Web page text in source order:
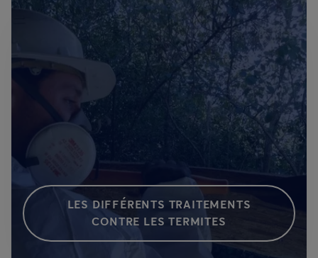
LES DIFFÉRENTS TRAITEMENTS
CONTRE LES TERMITES